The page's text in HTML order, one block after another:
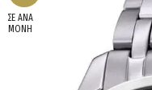
ΣΕ ΑΝΑ
ΜΟΝΗ